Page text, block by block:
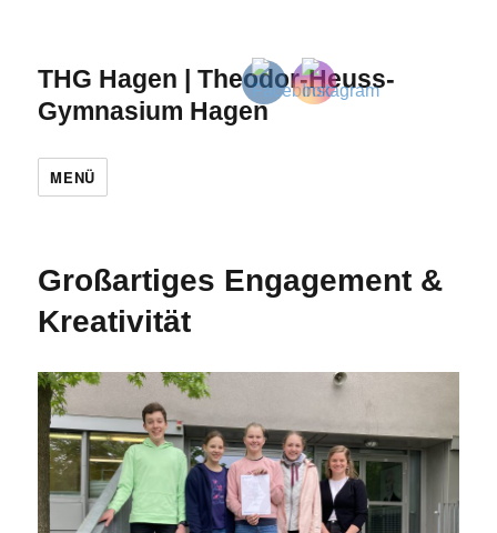
THG Hagen | Theodor-Heuss-
Gymnasium Hagen
MENÜ
Großartiges Engagement &
Kreativität